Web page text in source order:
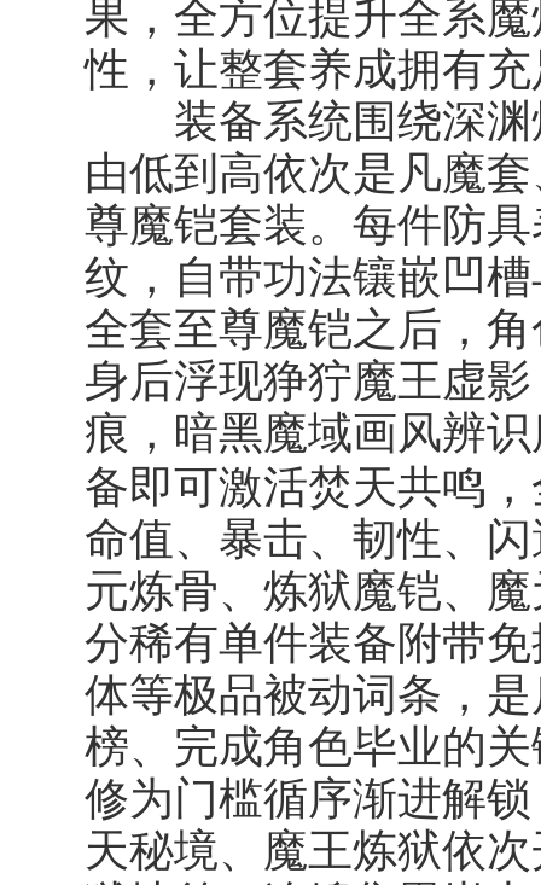
果，全方位提升全系
性，让整套养成拥有
装备系统围绕深渊
由低到高依次是凡魔
尊魔铠套装。每件防
纹，自带功法镶嵌凹
全套至尊魔铠之后，
身后浮现狰狞魔王虚
痕，暗黑魔域画风辨
备即可激活焚天共鸣
命值、暴击、韧性、
元炼骨、炼狱魔铠、
分稀有单件装备附带
体等极品被动词条，
榜、完成角色毕业的
修为门槛循序渐进解
天秘境、魔王炼狱依